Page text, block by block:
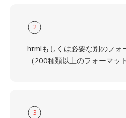
2
htmlもしくは必要な別のフォ
（200種類以上のフォーマッ
3